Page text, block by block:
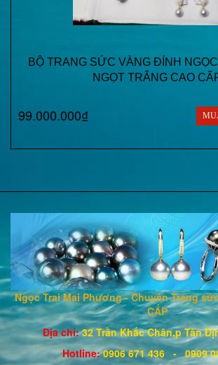
BỘ TRANG SỨC VÀNG ĐÍNH
NGỌT TRẮNG CAO
99.000.000₫
Ngọc Trai Mai Phương - Chuyên Trang
CẤP
Địa chỉ: 32 Trần Khắc Chân,p Tân
Hotline: 0906 671436 - 0909